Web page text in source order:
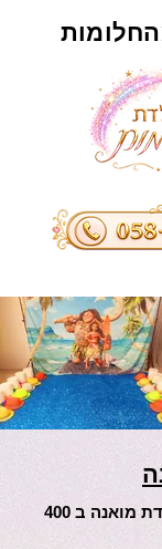
השכרת ציוד ליום הולדת מואנה ב 400